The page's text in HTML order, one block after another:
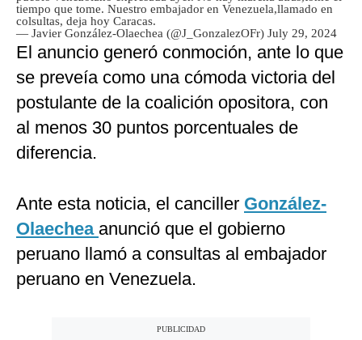
tiempo que tome. Nuestro embajador en Venezuela,llamado en
colsultas, deja hoy Caracas.
— Javier González-Olaechea (@J_GonzalezOFr) July 29, 2024
El anuncio generó conmoción, ante lo que
se preveía como una cómoda victoria del
postulante de la coalición opositora, con
al menos 30 puntos porcentuales de
diferencia.
Ante esta noticia, el canciller González-
Olaechea anunció que el gobierno
peruano llamó a consultas al embajador
peruano en Venezuela.